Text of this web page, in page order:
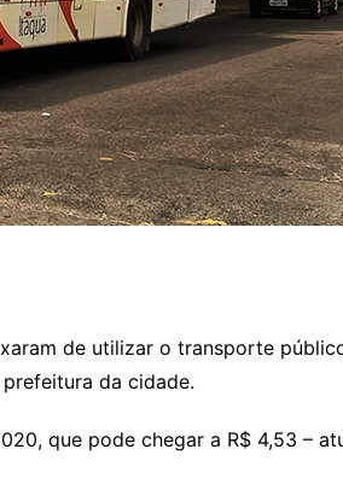
de utilizar o transporte
da cidade.
que pode chegar a R$ 4,53 –